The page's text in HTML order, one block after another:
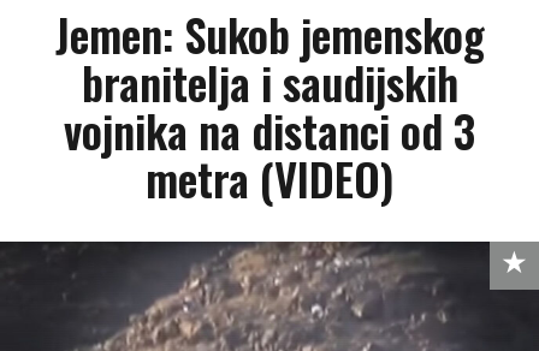
Jemen: Sukob jemenskog
branitelja i saudijskih
vojnika na distanci od 3
metra (VIDEO)